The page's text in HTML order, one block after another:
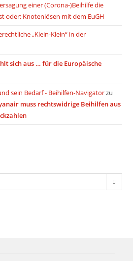
einer (Corona-)Beihilfe die
oder: Knotenlösen mit dem EuGH
„Klein-Klein“ in der
sich aus … für die Europäische
sein Bedarf - Beihilfen-Navigatorzu
muss rechtswidrige Beihilfen aus